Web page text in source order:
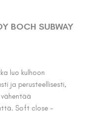
BOCH SUBWAY
luo kulhoon
ja perusteellisesti,
Soft close -